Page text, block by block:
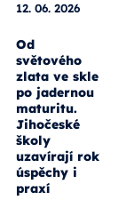
12. 06. 2026
Od
světového
zlata ve skle
po jadernou
maturitu.
Jihočeské
školy
uzavírají rok
úspěchy i
praxí